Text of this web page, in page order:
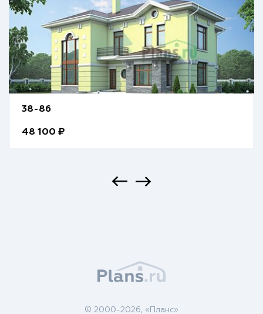
38-86
48 100 ₽
© 2000-2026, «Планс»